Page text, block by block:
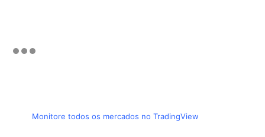
Monitore todos os mercados no TradingView